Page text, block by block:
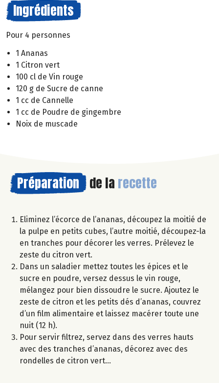
Ingrédients
Pour 4 personnes
1 Ananas
1 Citron vert
100 cl de Vin rouge
120 g de Sucre de canne
1 cc de Cannelle
1 cc de Poudre de gingembre
Noix de muscade
Préparation de la recette
Eliminez l’écorce de l’ananas, découpez la moitié de
la pulpe en petits cubes, l’autre moitié, découpez-la
en tranches pour décorer les verres. Prélevez le
zeste du citron vert.
Dans un saladier mettez toutes les épices et le
sucre en poudre, versez dessus le vin rouge,
mélangez pour bien dissoudre le sucre. Ajoutez le
zeste de citron et les petits dés d’ananas, couvrez
d’un film alimentaire et laissez macérer toute une
nuit (12 h).
Pour servir filtrez, servez dans des verres hauts
avec des tranches d’ananas, décorez avec des
rondelles de citron vert…